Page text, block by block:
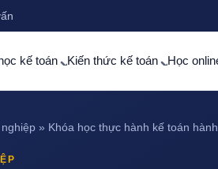
kế toán Kiến thức kế toán Học
» Khóa học thực hành kế toán